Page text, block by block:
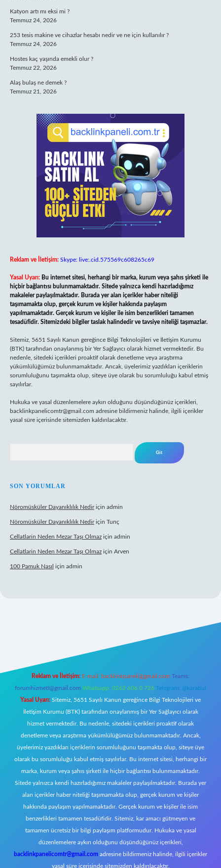
Katyon artı mı eksi mi ?
Temmuz 24, 2026
253 tesis makine ve cihazlar hesabı nedir ve ne için kullanılır ?
Temmuz 24, 2026
Hostes kaç yaşında emekli olur ?
Temmuz 22, 2026
Alaş bulaş ne demek ?
Temmuz 21, 2026
Reklam ve İletişim: Skype: live:.cid.575569c608265c69
Yasal Uyarı: Bu internet sitesi, herhangi bir marka, kurum veya şahıs şirketi ile
hiçbir bağlantısı bulunmamaktadır. Sitede yalnızca kendi hazırladığımız
makaleler paylaşılmaktadır. Burada yer alan içerikler haber niteliği
taşımamakta olup, gerçek kurum ve kişiler hakkında paylaşım
yapılmamaktadır. Gerçek kurum ve kişiler ile isim benzerlikleri tamamen
tesadüfidir. Sitemizdeki bilgiler taslak halindedir ve tavsiye niteliği taşımazlar.
Sitemiz, 5651 Sayılı Kanun gereğince Bilgi Teknolojileri ve İletişim Kurumu
(BTK) tarafından onaylanmış bir Yer Sağlayıcı olarak hizmet vermektedir. Bu
nedenle, sitedeki içerikleri proaktif olarak denetleme veya araştırma
yükümlülüğümüz bulunmamaktadır. Ancak, üyelerimiz yazdıkları içeriklerin
sorumluluğunu taşımakta olup, siteye üye olarak bu sorumluluğu kabul etmiş
sayılırlar.
Hukuka ve yasal düzenlemelere aykırı olduğunu düşündüğünüz içerikleri,
backlinkpanelicomtr@gmail.com adresine bildirmeniz halinde, ilgili içerikler
yasal süre içerisinde sitemizden kaldırılacaktır.
SON YORUMLAR
Nöromüsküler Dayanıklılık Nediriçin admin
Nöromüsküler Dayanıklılık Nediriçin Tunç
Cellatlarin Neden Mezar Taşı Olmaz için admin
Cellatlarin Neden Mezar Taşı Olmaz için Arven
100 Pamuk Nasıl için admin
Reklam ve İletişim: E-mail: backlinkpaneli@gmail.com Teams:
forumhizmeti@gmail.com Whatsapp: 0262 606 0 726 Telegram: @karabul
Yasal Uyarı: Sitemiz, 5651 Sayılı Kanun gereğince Bilgi Teknolojileri ve
İletişim Kurumu (BTK) tarafından onaylanmış bir Yer Sağlayıcı olarak
hizmet vermektedir. Bu nedenle, sitedeki içerikleri proaktif olarak
denetleme veya araştırma yükümlülüğümüz bulunmamaktadır. Ancak,
üyelerimiz yazdıkları içeriklerin sorumluluğunu taşımakta olup, siteye üye
olarak bu sorumluluğu kabul etmiş sayılırlar. Bu internet sitesi, herhangi bir
marka, kurum veya şahıs şirketi ile hiçbir bağlantısı bulunmamaktadır.
Sitede yalnızca kendi hazırladığımız makaleler paylaşılmaktadır. Burada yer
alan içerikler haber niteliği taşımamakta olup, gerçek kurum ve kişiler
hakkında paylaşım yapılmamaktadır. Gerçek kurum ve kişiler ile isim
benzerlikleri tamamen tesadüfidir. Sitemiz, kar amacı gütmeyen ve
tamamen ücretsiz bir bilgi paylaşım platformudur. Hukuka ve yasal
düzenlemelere aykırı olduğunu düşündüğünüz içerikleri,
backlinkpanelicomtr@gmail.com adresine bildirmeniz halinde, ilgili içerikler
yasal süre içerisinde sitemizden kaldırılacaktır.